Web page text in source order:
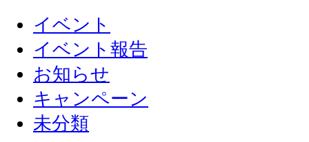
イベント
イベント報告
お知らせ
キャンペーン
未分類